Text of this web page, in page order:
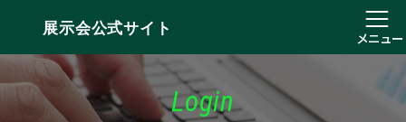
展示会公式サイト
メニュー
Login